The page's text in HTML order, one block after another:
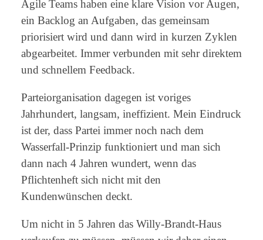
Agile Teams haben eine klare Vision vor Augen,
ein Backlog an Aufgaben, das gemeinsam
priorisiert wird und dann wird in kurzen Zyklen
abgearbeitet. Immer verbunden mit sehr direktem
und schnellem Feedback.
Parteiorganisation dagegen ist voriges
Jahrhundert, langsam, ineffizient. Mein Eindruck
ist der, dass Partei immer noch nach dem
Wasserfall-Prinzip funktioniert und man sich
dann nach 4 Jahren wundert, wenn das
Pflichtenheft sich nicht mit den
Kundenwünschen deckt.
Um nicht in 5 Jahren das Willy-Brandt-Haus